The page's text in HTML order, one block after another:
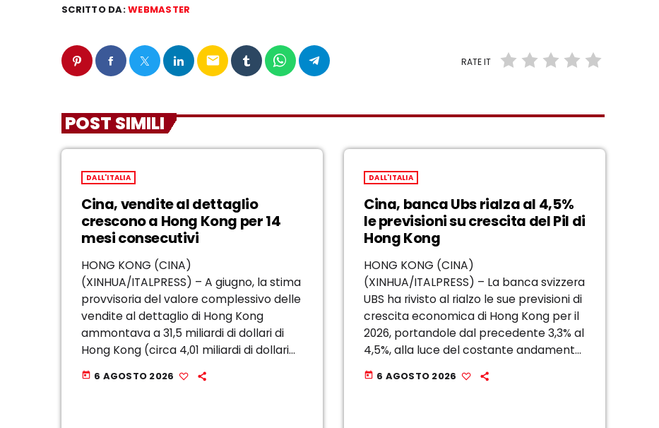
SCRITTO DA:WEBMASTER
email RATE IT
POST SIMILI
DALL'ITALIA
Cina, vendite al dettaglio
crescono a Hong Kong per 14
mesi consecutivi
HONG KONG (CINA)
(XINHUA/ITALPRESS) – A giugno, la stima
provvisoria del valore complessivo delle
vendite al dettaglio di Hong Kong
ammontava a 31,5 miliardi di dollari di
Hong Kong (circa 4,01 miliardi di dollari
statunitensi), con un aumento del 4,6%
su base annua, secondo i dati ufficiali
today 6 AGOSTO 2026
DALL'ITALIA
Cina, banca Ubs rialza al 4,5%
le previsioni su crescita del Pil di
Hong Kong
HONG KONG (CINA)
(XINHUA/ITALPRESS) – La banca svizzera
UBS ha rivisto al rialzo le sue previsioni di
crescita economica di Hong Kong per il
2026, portandole dal precedente 3,3% al
4,5%, alla luce del costante andamento
positivo dell’economia. Lunedi la banca
ha affermato che le esportazioni ad
today 6 AGOSTO 2026